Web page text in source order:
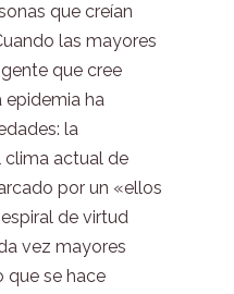
que creían
las mayores
que cree
epidemia ha
la
clima actual de
por un «ellos
de virtud
vez mayores
que se hace